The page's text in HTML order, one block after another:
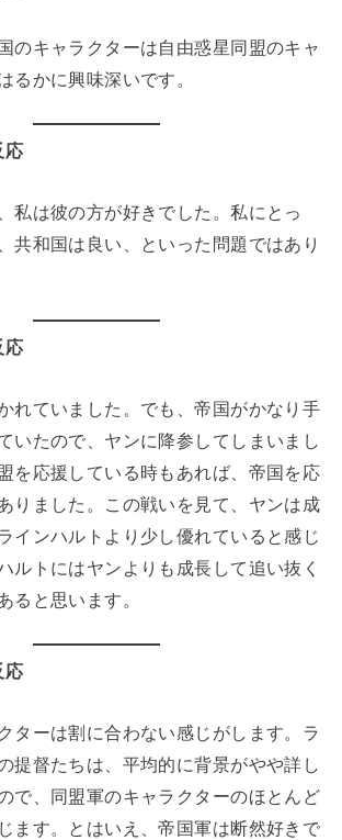
のキャラクターは自由惑星同盟のキャ
るかに興味深いです。
応
私は彼の方が好きでした。私にとっ
共和国は良い、といった問題ではあり
応
れていました。でも、帝国がかなり手
いたので、ヤンに降参してしまいまし
を応援している時もあれば、帝国を応
りました。この戦いを見て、ヤンは成
インハルトより少し優れていると感じ
ルトにはヤンよりも成長して追い抜く
ると思います。
応
ターは割に合わない感じがします。ラ
提督たちは、平均的に背景がやや詳し
で、同盟軍のキャラクターのほとんど
ます。とはいえ、帝国軍は断然好きで